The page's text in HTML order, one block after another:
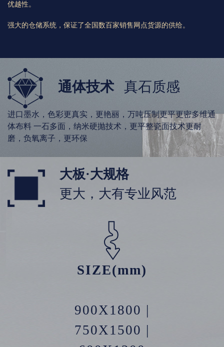
优越性。
强大的仓储系统，保证了全国数百家销售网点货源的供给。
通体技术 真石质感
进口墨水，色彩更真实，更艳丽，万吨压制更平更密多维通
体布料 一石多面，纳米硬抛技术，更平整瓷面技术更耐
磨，负氧离子，更环保
大板·大规格
更大，大有专业风范
SIZE(mm)
900X1800 |
750X1500 |